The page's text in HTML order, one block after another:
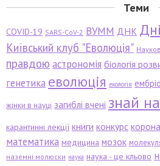
Теми
COVID-19 SARS-CoV-2 ВУММ ДНК
Київський клуб "Еволюція"
правдою астрономія біологія
генетика еволюція екологія
жінки в науці загиблі вчені знай
карантинні лекції книги конкурс
математика медицина мозок
наземні молюски наука наука - це кльово